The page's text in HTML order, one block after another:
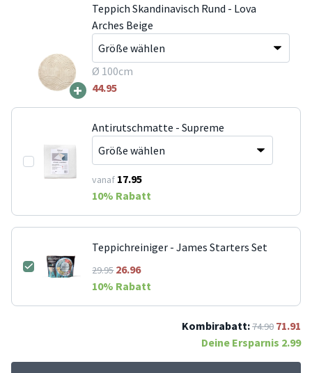
+
Teppich Skandinavisch Rund - Lova
Arches Beige
Ø 100cm
44.95
Antirutschmatte - Supreme
vanaf 17.95
10% Rabatt
Teppichreiniger - James Starters Set
29.9526.96
10% Rabatt
Kombirabatt:74.90 71.91
Deine Ersparnis 2.99